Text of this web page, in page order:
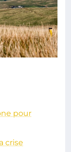
pour
crise